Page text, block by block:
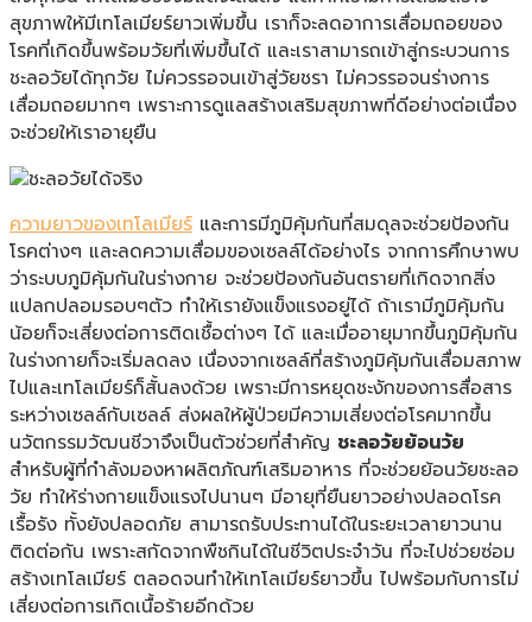
สุขภาพให้มีเทโลเมียร์ยาวเพิ่มขึ้น เราก็จะลดอาการเสื่อมถอยของ
โรคที่เกิดขึ้นพร้อมวัยที่เพิ่มขึ้นได้ และเราสามารถเข้าสู่กระบวนการ
ชะลอวัยได้ทุกวัย ไม่ควรรอจนเข้าสู่วัยชรา ไม่ควรรอจนร่างการ
เสื่อมถอยมากๆ เพราะการดูแลสร้างเสริมสุขภาพที่ดีอย่างต่อเนื่อง
จะช่วยให้เราอายุยืน
ความยาวของเทโลเมียร์ และการมีภูมิคุ้มกันที่สมดุลจะช่วยป้องกัน
โรคต่างๆ และลดความเสื่อมของเซลล์ได้อย่างไร จากการศึกษาพบ
ว่าระบบภูมิคุ้มกันในร่างกาย จะช่วยป้องกันอันตรายที่เกิดจากสิ่ง
แปลกปลอมรอบๆตัว ทำให้เรายังแข็งแรงอยู่ได้ ถ้าเรามีภูมิคุ้มกัน
น้อยก็จะเสี่ยงต่อการติดเชื้อต่างๆ ได้ และเมื่ออายุมากขึ้นภูมิคุ้มกัน
ในร่างกายก็จะเริ่มลดลง เนื่องจากเซลล์ที่สร้างภูมิคุ้มกันเสื่อมสภาพ
ไปและเทโลเมียร์ก็สั้นลงด้วย เพราะมีการหยุดชะงักของการสื่อสาร
ระหว่างเซลล์กับเซลล์ ส่งผลให้ผู้ป่วยมีความเสี่ยงต่อโรคมากขึ้น
นวัตกรรมวัฒนชีวาจึงเป็นตัวช่วยที่สำคัญ ชะลอวัยย้อนวัย
สำหรับผู้ที่กำลังมองหาผลิตภัณฑ์เสริมอาหาร ที่จะช่วยย้อนวัยชะลอ
วัย ทำให้ร่างกายแข็งแรงไปนานๆ มีอายุที่ยืนยาวอย่างปลอดโรค
เรื้อรัง ทั้งยังปลอดภัย สามารถรับประทานได้ในระยะเวลายาวนาน
ติดต่อกัน เพราะสกัดจากพืชกินได้ในชีวิตประจำวัน ที่จะไปช่วยซ่อม
สร้างเทโลเมียร์ ตลอดจนทำให้เทโลเมียร์ยาวขึ้น ไปพร้อมกับการไม่
เสี่ยงต่อการเกิดเนื้อร้ายอีกด้วย